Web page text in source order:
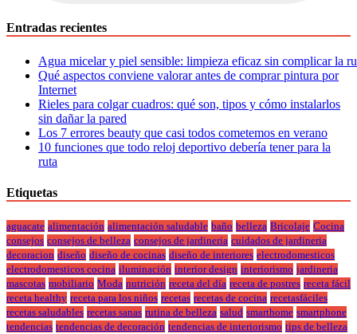
Entradas recientes
Agua micelar y piel sensible: limpieza eficaz sin complicar la
Qué aspectos conviene valorar antes de comprar pintura por
Internet
Rieles para colgar cuadros: qué son, tipos y cómo instalarlos
sin dañar la pared
Los 7 errores beauty que casi todos cometemos en verano
10 funciones que todo reloj deportivo debería tener para la
ruta
Etiquetas
aguacate alimentación alimentación saludable baño belleza Bricolaje Cocina
consejos consejos de belleza consejos de jardineria cuidados de jardineria
decoracion diseño diseño de cocinas diseño de interiores electrodomesticos
electrodomesticos cocina iluminación interior design interiorismo jardineria
mascotas mobiliario Moda nutrición receta del día receta de postres receta fácil
receta healthy receta para los niños recetas recetas de cocina recetasfáciles
recetas saludables recetas sanas rutina de belleza salud smarthome smartphone
tendencias tendencias de decoración tendencias de interiorismo tips de belleza